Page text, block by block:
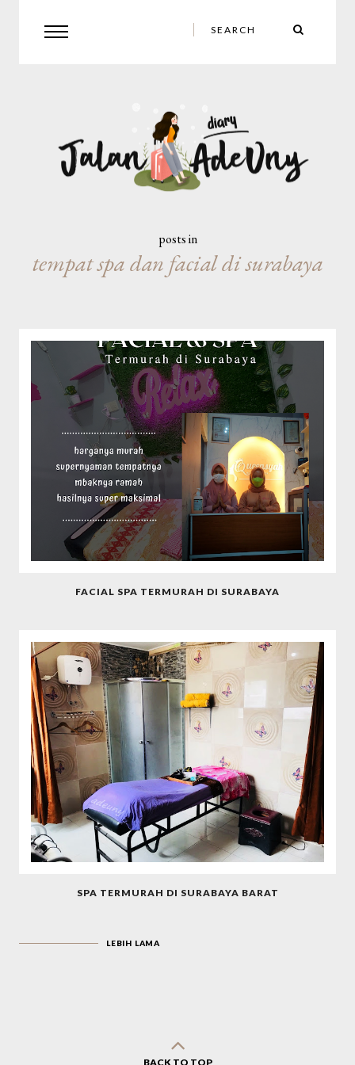
posts in
tempat spa dan facial di surabaya
FACIAL SPA TERMURAH DI SURABAYA
SPA TERMURAH DI SURABAYA BARAT
LEBIH LAMA
BACK TO TOP